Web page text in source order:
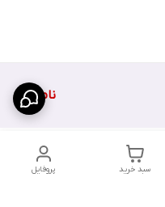
ناموجود
پروفایل سبد خرید